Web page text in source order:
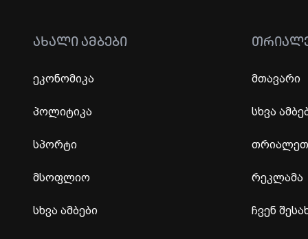
ᲐᲮᲐᲚᲘ ᲐᲛᲑᲔᲑᲘ
ეკონომიკა
პოლიტიკა
სპორტი
მსოფლიო
სხვა ამბები
მთავარი
სხვა
რეკლამა
ჩვენ